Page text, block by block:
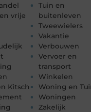
vrije
Kitsch
Tuin en
buitenleven
Tweewielers
Vakantie
Verbouwen
Vervoer en
transport
Winkelen
Woning en
Woningen
Zakelijk